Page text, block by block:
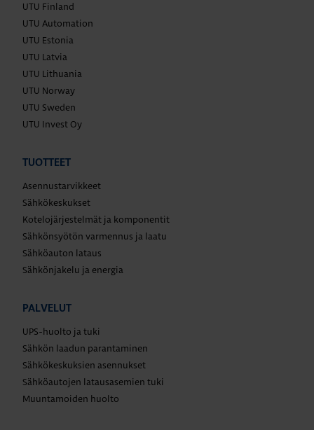
UTU Finland
UTU Automation
UTU Estonia
UTU Latvia
UTU Lithuania
UTU Norway
UTU Sweden
UTU Invest Oy
TUOTTEET
Asennustarvikkeet
Sähkökeskukset
Kotelojärjestelmät ja komponentit
Sähkönsyötön varmennus ja laatu
Sähköauton lataus
Sähkönjakelu ja energia
PALVELUT
UPS-huolto ja tuki
Sähkön laadun parantaminen
Sähkökeskuksien asennukset
Sähköautojen latausasemien tuki
Muuntamoiden huolto